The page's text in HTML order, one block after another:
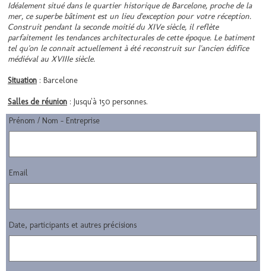
Idéalement situé dans le quartier historique de Barcelone, proche de la
mer, ce superbe bâtiment est un lieu d'exception pour votre réception.
Construit pendant la seconde moitié du XIVe siècle, il reflète
parfaitement les tendances architecturales de cette époque. Le batiment
tel qu'on le connait actuellement à été reconstruit sur l'ancien édifice
médiéval au XVIIIe siècle.
Situation : Barcelone
Salles de réunion : Jusqu'à 150 personnes.
Prénom / Nom - Entreprise
Email
Date, participants et autres précisions